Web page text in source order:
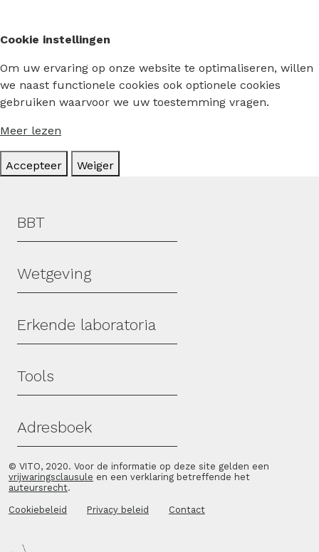
Cookie instellingen
Om uw ervaring op onze website te optimaliseren, willen
we naast functionele cookies ook optionele cookies
gebruiken waarvoor we uw toestemming vragen.
Meer lezen
Accepteer Weiger
Hoofdmenu
BBT
Wetgeving
Erkende laboratoria
Tools
Adresboek
© VITO, 2020. Voor de informatie op deze site gelden een
vrijwaringsclausule en een verklaring betreffende het
auteursrecht.
Cookiebeleid Privacy beleid Contact